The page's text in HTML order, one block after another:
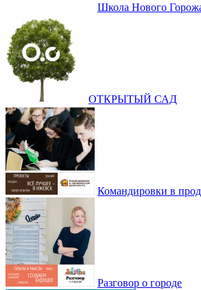
Школа Нового
ОТКРЫТЫЙ САД
Командировки в
Разговор о городе